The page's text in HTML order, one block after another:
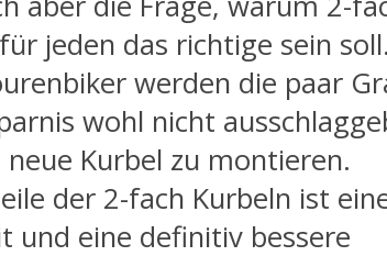
jeden das richtige sein
werden die paar
wohl nicht
Kurbel zu montieren.
der 2-fach Kurbeln ist
und eine definitiv bessere